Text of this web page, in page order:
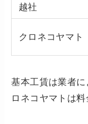
越社
クロネコヤマト
基本工賃は業者
ロネコヤマトは料